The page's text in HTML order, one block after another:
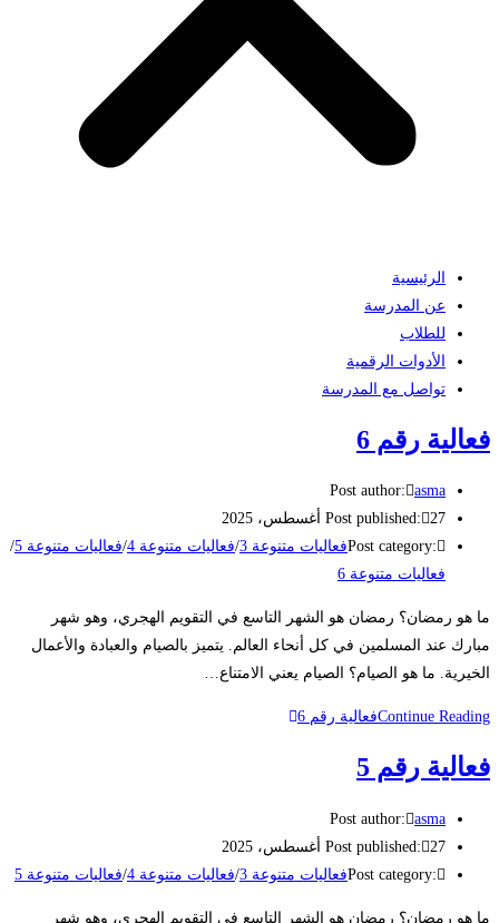
الرئيسية
عن المدرسة
للطلاب
الأدوات الرقمية
تواصل مع المدرسة
فعالية رقم 6
Post author: asma
Post published: 27 أغسطس، 2025
Post category:فعاليات متنوعة 3 /فعاليات متنوعة 4 /فعاليات متنوعة 5
/
فعاليات متنوعة 6
ما هو رمضان؟ رمضان هو الشهر التاسع في التقويم الهجري، وهو شهر
مبارك عند المسلمين في كل أنحاء العالم. يتميز بالصيام والعبادة والأعمال
الخيرية. ما هو الصيام؟ الصيام يعني الامتناع…
Continue Readingفعالية رقم 6
فعالية رقم 5
Post author: asma
Post published:
27 أغسطس، 2025
Post category:فعاليات متنوعة 3 /فعاليات متنوعة 4 /فعاليات متنوعة 5
ما هو رمضان؟ رمضان هو الشهر التاسع في التقويم الهجري، وهو شهر